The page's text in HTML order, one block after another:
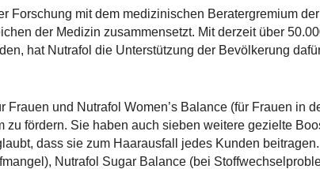
Forschung mit dem medizinischen Beratergremium
der Medizin zusammensetzt. Mit derzeit über
hat Nutrafol die Unterstützung der Bevölkerung
und Nutrafol Women’s Balance (für Frauen in
fördern. Sie haben auch sieben weitere gezielte
dass sie zum Haarausfall jedes Kunden
Nutrafol Sugar Balance (bei